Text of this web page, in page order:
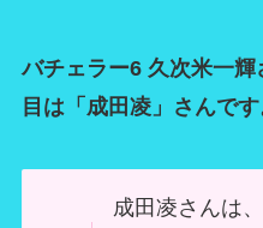
バチェラー6 久次米一
目は「成田凌」さんです
成田凌さんは